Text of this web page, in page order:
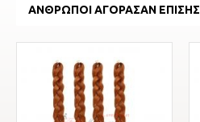
ΆΝΘΡΩΠΟΙ ΑΓΌΡΑΣΑΝ ΕΠΊΣΗΣ